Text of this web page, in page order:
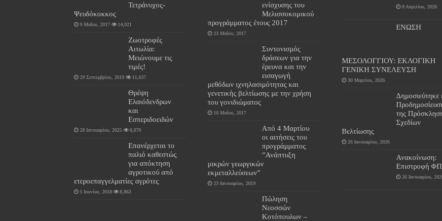
Τετράνυχος-
Ψευδόκοκκος
9 Μαΐου, 2017 14,021
Ζωοτροφές
Αιτωλία:
Μειώνουμε τις
τιμές!
29 Σεπτεμβρίου, 2019 11,637
Θρέψη
Ελαιόδενδρων
και
Εσπεριδοειδών
28 Ιανουαρίου, 2025 8,870
Επανέρχεται το
παλιό καθεστώς
για απόκτηση
αγροτικού από
ετεροεπαγγελματίες αγρότες
5 Ιουνίου, 2018 8,863
ενίσχυσης του
Μελισσοκομικού
προγράμματος έτους 2017
23 Μαΐου, 2017
Συντονισμός
δράσεων για την
έρευνα και την
εισαγωγή
μεθόδων ιχνηλασιμότητας και
γενετικής βελτίωσης με την χρήση
του γονιδιώματος
10 Μαΐου, 2017
Από 4 Μαρτίου
οι αιτήσεις του
προγράμματος
”Ανάπτυξη
μικρών γεωργικών
εκμεταλλεύσεων”
23 Ιανουαρίου, 2019
Πώληση
Νεοσσών
Κοτόπουλων –
8 Απριλίου, 2026
ΕΝΩΣΗ
ΜΕΣΟΛΟΓΓΙΟΥ: ΕΚΛΟΓΙΚΗ
ΓΕΝΙΚΗ ΣΥΝΕΛΕΥΣΗ
30 Μαρτίου, 2026
Δημοσιεύτηκε
της
Σχεδίων
Βελτίωσης
26 Ιανουαρίου, 2026
Ανακοίνωση:
Επιστροφή
26 Ιανουαρίου,